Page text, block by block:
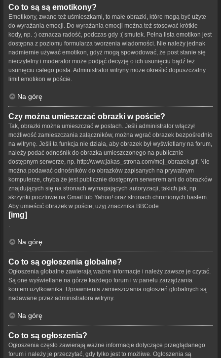
Co to są są emotikony?
Emotikony, zwane też uśmieszkami, to małe obrazki, które mogą być użyte
do wyrażania emocji. Do wyrażania emocji można też stosować krótkie
kody, np. :) oznacza radość, podczas gdy :( smutek. Pełna lista emotikon jest
dostępna z poziomu formularza tworzenia wiadomości. Nie należy jednak
nadmiernie używać emotikon, gdyż mogą spowodować, że post stanie się
nieczytelny i moderator może podjąć decyzję o ich usunięciu bądź też
usunięciu całego posta. Administrator witryny może określić dopuszczalny
limit emotikon w poście.
Na górę
Czy można umieszczać obrazki w poście?
Tak, obrazki można umieszczać w postach. Jeśli administrator włączył
możliwość zamieszczania załączników, można wgrać obrazek bezpośrednio
na witrynę. Jeśli ta funkcja nie działa, aby obrazek był wyświetlany na forum,
należy podać odnośnik do obrazka umieszczonego na publicznie
dostępnym serwerze, np. http://www.jakas_strona.com/moj_obrazek.gif. Nie
można podawać odnośników do obrazków zapisanych na prywatnym
komputerze, chyba że jest publicznie dostępnym serwerem ani do obrazków
znajdujących się na stronach wymagających autoryzacji, takich jak, np.
skrzynki pocztowe na Gmail lub Yahoo! oraz stronach chronionych hasłem.
Aby umieścić obrazek w poście, użyj znacznika BBCode
[img]
Na górę
Co to są ogłoszenia globalne?
Ogłoszenia globalne zawierają ważne informacje i należy zawsze je czytać.
Są one wyświetlane na górze każdego forum i w panelu zarządzania
kontem użytkownika. Uprawnienia zamieszczania ogłoszeń globalnych są
nadawane przez administratora witryny.
Na górę
Co to są ogłoszenia?
Ogłoszenia często zawierają ważne informacje dotyczące przeglądanego
forum i należy je przeczytać, gdy tylko jest to możliwe. Ogłoszenia są